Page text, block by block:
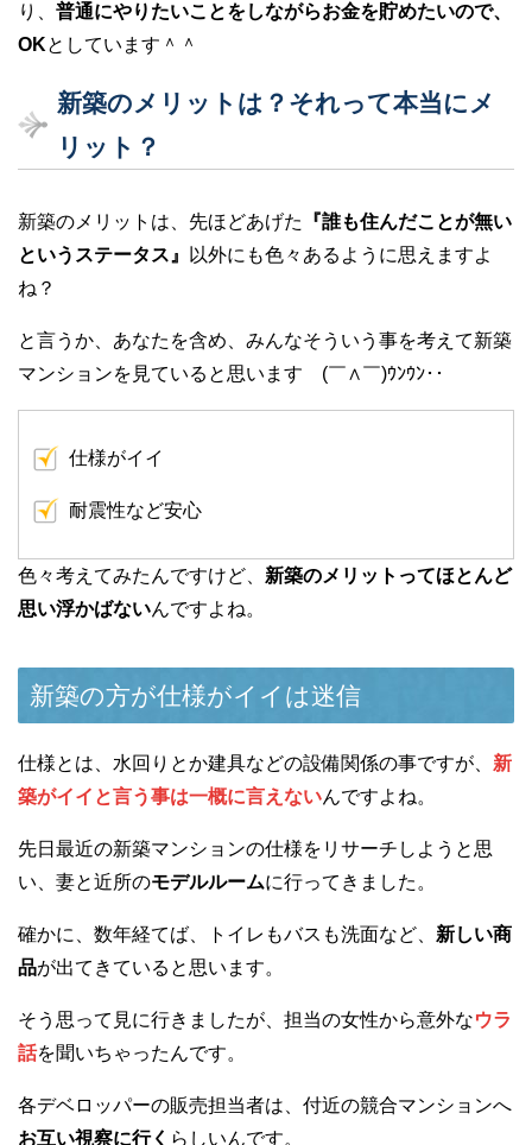
り、 普通にやりたいことをしながらお金を貯めたいので、
OKとしています＾＾
新築のメリットは？それって本当にメ
リット？
新築のメリットは、先ほどあげた
『誰も住んだことが無い
というステータス』
以外にも色々あるように思えますよ
ね？
と言うか、あなたを含め、みんなそういう事を考えて新築
マンションを見ていると思います (￣∧￣)ｳﾝｳﾝ･･
仕様がイイ
耐震性など安心
色々考えてみたんですけど、 新築のメリットってほとんど
思い浮かばないんですよね。
新築の方が仕様がイイは迷信
仕様とは、水回りとか建具などの設備関係の事ですが、 新
築がイイと言う事は一概に言えないんですよね。
先日最近の新築マンションの仕様をリサーチしようと思
い、妻と近所のモデルルームに行ってきました。
確かに、数年経てば、トイレもバスも洗面など、 新しい商
品が出てきていると思います。
そう思って見に行きましたが、担当の女性から意外なウラ
話を聞いちゃったんです。
各デベロッパーの販売担当者は、付近の競合マンションへ
お互い視察に行く らしいんです。